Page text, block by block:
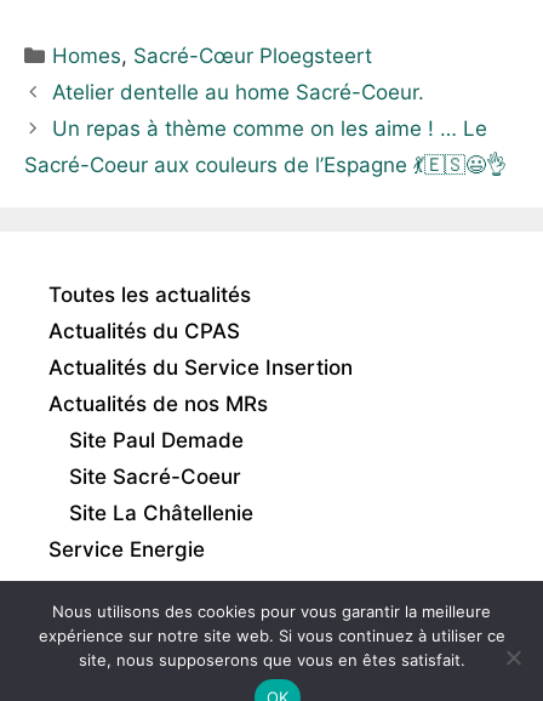
Homes, Sacré-Cœur Ploegsteert
Atelier dentelle au home Sacré-Coeur.
Un repas à thème comme on les aime ! … Le
Sacré-Coeur aux couleurs de l’Espagne 💃🇪🇸😃👌
Toutes les actualités
Actualités du CPAS
Actualités du Service Insertion
Actualités de nos MRs
Site Paul Demade
Site Sacré-Coeur
Site La Châtellenie
Service Energie
Intranet|Mentions légales|Gestion des cookies
Nous utilisons des cookies pour vous garantir la meilleure
expérience sur notre site web. Si vous continuez à utiliser ce
site, nous supposerons que vous en êtes satisfait.
OK